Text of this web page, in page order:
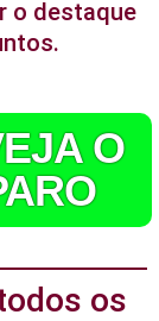
o destaque
O
os